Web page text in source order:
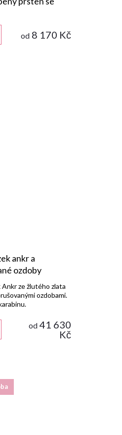
od8 170 Kč
ankr a
ozdoby
od41 630
Kč
ze žlutého zlata
ozdobami.